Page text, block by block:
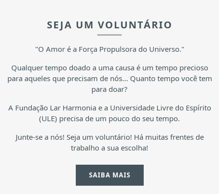
SEJA UM VOLUNTÁRIO
"O Amor é a Força Propulsora do Universo."
Qualquer tempo doado a uma causa é um tempo precioso
para aqueles que precisam de nós... Quanto tempo você tem
para doar?
A Fundação Lar Harmonia e a Universidade Livre do Espírito
(ULE) precisa de um pouco do seu tempo.
Junte-se a nós! Seja um voluntário! Há muitas frentes de
trabalho a sua escolha!
SAIBA MAIS